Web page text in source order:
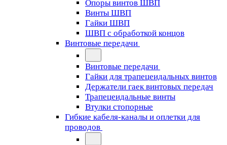
Опоры винтов ШВП
Винты ШВП
Гайки ШВП
ШВП с обработкой концов
Винтовые передачи
Винтовые передачи
Гайки для трапецеидальных винтов
Держатели гаек винтовых передач
Трапецеидальные винты
Втулки стопорные
Гибкие кабеля-каналы и оплетки для
проводов